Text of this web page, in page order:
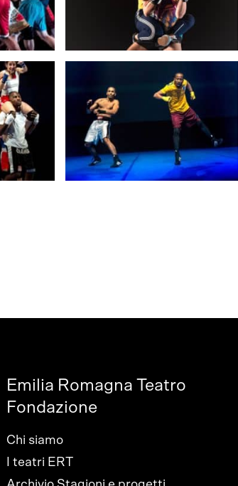
Emilia Romagna Teatro
Fondazione
Chi siamo
I teatri ERT